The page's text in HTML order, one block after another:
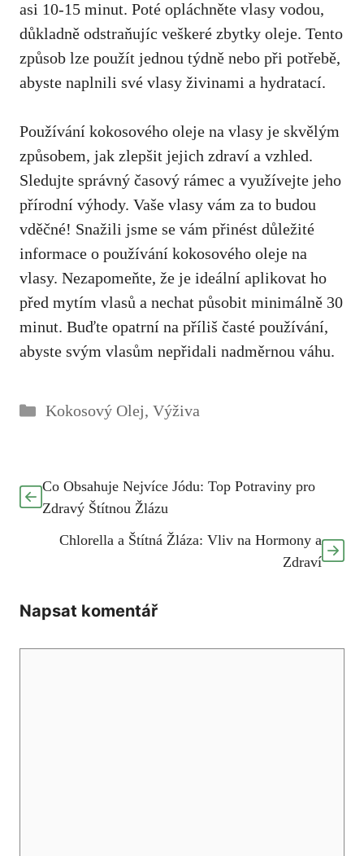
asi 10-15 minut. Poté opláchněte vlasy vodou,
důkladně odstraňujíc veškeré zbytky oleje. Tento
způsob lze použít jednou týdně nebo při potřebě,
abyste naplnili své vlasy živinami a hydratací.
Používání kokosového oleje na vlasy je skvělým
způsobem, jak zlepšit jejich zdraví a vzhled.
Sledujte správný časový rámec a využívejte jeho
přírodní výhody. Vaše vlasy vám za to budou
vděčné! Snažili jsme se vám přinést důležité
informace o používání kokosového oleje na
vlasy. Nezapomeňte, že je ideální aplikovat ho
před mytím vlasů a nechat působit minimálně 30
minut. Buďte opatrní na příliš časté používání,
abyste svým vlasům nepřidali nadměrnou váhu.
Rubriky
Kokosový Olej, Výživa
Co Obsahuje Nejvíce Jódu: Top Potraviny pro
Zdravý Štítnou Žlázu
Chlorella a Štítná Žláza: Vliv na Hormony a
Zdraví
Napsat komentář